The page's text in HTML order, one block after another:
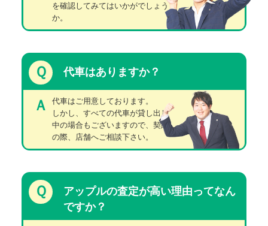
を確認してみてはいかがでしょう
か。
Ｑ 代車はありますか？
Ａ
代車はご用意しております。
しかし、すべての代車が貸し出し
中の場合もございますので、契約
の際、店舗へご相談下さい。
Ｑ
アップルの査定が高い理由ってなん
ですか？